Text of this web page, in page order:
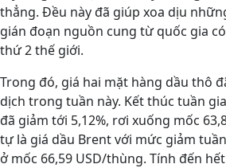
thẳng. Đều này đã giúp xoa dịu
gián đoạn nguồn cung từ quốc gia
thứ 2 thế giới.
Trong đó, giá hai mặt hàng dầu thô
dịch trong tuần này. Kết thúc tuần
đã giảm tới 5,12%, rơi xuống mốc
tự là giá dầu Brent với mức giảm
ở mốc 66,59 USD/thùng. Tính đến